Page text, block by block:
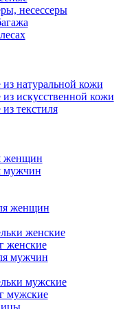
несессеры
натуральной кожи
искусственной кожи
текстиля
женщин
мужчин
женщин
женские
женские
мужчин
мужские
мужские